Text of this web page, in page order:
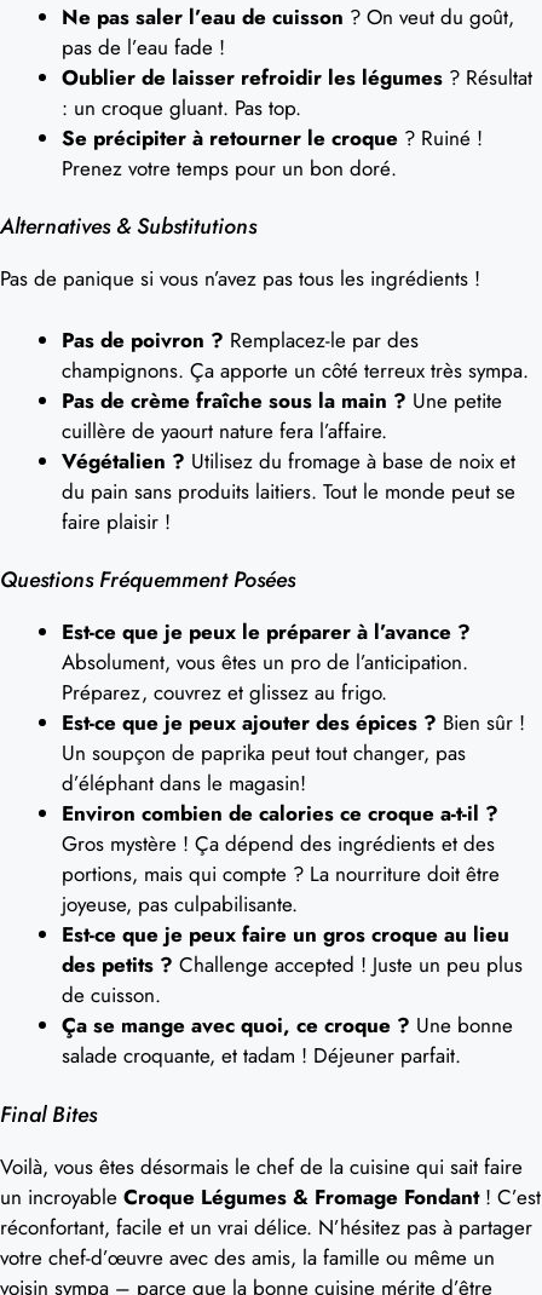
Ne pas saler l’eau de cuisson ? On veut du goût,
pas de l’eau fade !
Oublier de laisser refroidir les légumes ? Résultat
: un croque gluant. Pas top.
Se précipiter à retourner le croque ? Ruiné !
Prenez votre temps pour un bon doré.
Alternatives & Substitutions
Pas de panique si vous n’avez pas tous les ingrédients !
Pas de poivron ? Remplacez-le par des
champignons. Ça apporte un côté terreux très sympa.
Pas de crème fraîche sous la main ? Une petite
cuillère de yaourt nature fera l’affaire.
Végétalien ? Utilisez du fromage à base de noix et
du pain sans produits laitiers. Tout le monde peut se
faire plaisir !
Questions Fréquemment Posées
Est-ce que je peux le préparer à l’avance ?
Absolument, vous êtes un pro de l’anticipation.
Préparez, couvrez et glissez au frigo.
Est-ce que je peux ajouter des épices ? Bien sûr !
Un soupçon de paprika peut tout changer, pas
d’éléphant dans le magasin!
Environ combien de calories ce croque a-t-il ?
Gros mystère ! Ça dépend des ingrédients et des
portions, mais qui compte ? La nourriture doit être
joyeuse, pas culpabilisante.
Est-ce que je peux faire un gros croque au lieu
des petits ? Challenge accepted ! Juste un peu plus
de cuisson.
Ça se mange avec quoi, ce croque ? Une bonne
salade croquante, et tadam ! Déjeuner parfait.
Final Bites
Voilà, vous êtes désormais le chef de la cuisine qui sait faire
un incroyable Croque Légumes & Fromage Fondant! C’est
réconfortant, facile et un vrai délice. N’hésitez pas à partager
votre chef-d’œuvre avec des amis, la famille ou même un
voisin sympa – parce que la bonne cuisine mérite d’être